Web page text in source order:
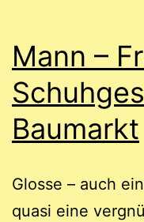
Mann –
Baumarkt
Glosse – auch
quasi eine